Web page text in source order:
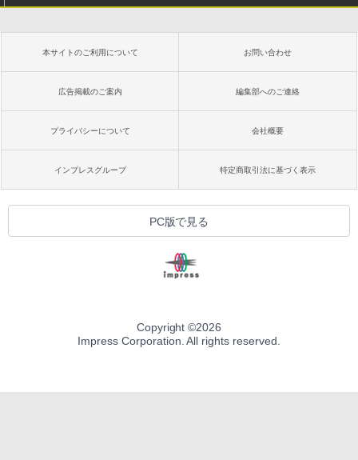
本サイトのご利用について お問い合わせ
広告掲載のご案内 編集部へのご連絡
プライバシーについて 会社概要
インプレスグループ 特定商取引法に基づく表示
PC版で見る
Copyright ©2026
Impress Corporation. All rights reserved.